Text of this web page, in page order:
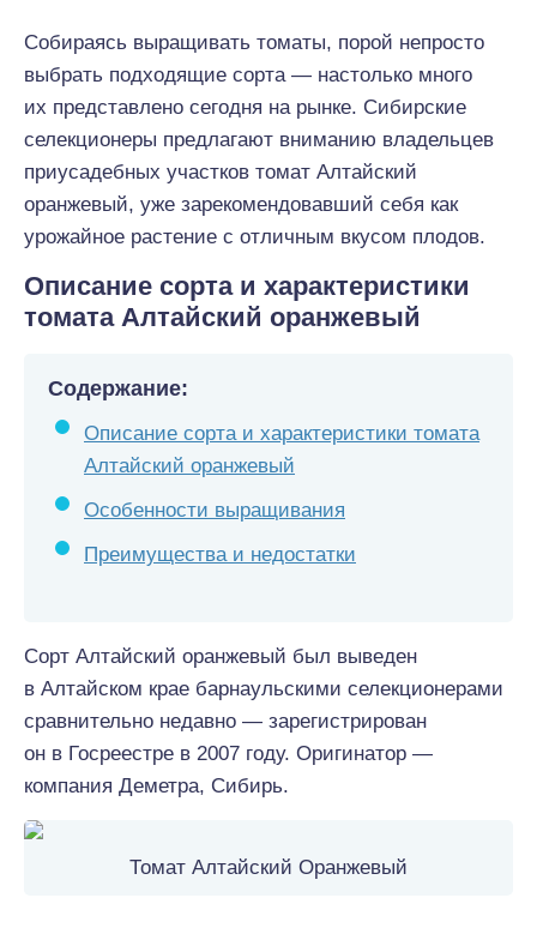
Собираясь выращивать томаты, порой непросто
выбрать подходящие сорта — настолько много
их представлено сегодня на рынке. Сибирские
селекционеры предлагают вниманию владельцев
приусадебных участков томат Алтайский
оранжевый, уже зарекомендовавший себя как
урожайное растение с отличным вкусом плодов.
Описание сорта и характеристики
томата Алтайский оранжевый
Содержание:
Описание сорта и характеристики томата
Алтайский оранжевый
Особенности выращивания
Преимущества и недостатки
Сорт Алтайский оранжевый был выведен
в Алтайском крае барнаульскими селекционерами
сравнительно недавно — зарегистрирован
он в Госреестре в 2007 году. Оригинатор —
компания Деметра, Сибирь.
Томат Алтайский Оранжевый